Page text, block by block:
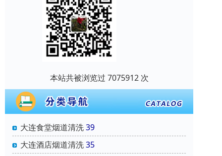
本站共被浏览过 7075912 次
大连食堂烟道清洗39
大连酒店烟道清洗35